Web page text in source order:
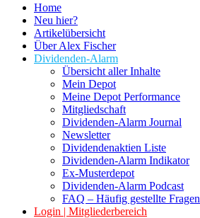
Home
Neu hier?
Artikelübersicht
Über Alex Fischer
Dividenden-Alarm
Übersicht aller Inhalte
Mein Depot
Meine Depot Performance
Mitgliedschaft
Dividenden-Alarm Journal
Newsletter
Dividendenaktien Liste
Dividenden-Alarm Indikator
Ex-Musterdepot
Dividenden-Alarm Podcast
FAQ – Häufig gestellte Fragen
Login | Mitgliederbereich